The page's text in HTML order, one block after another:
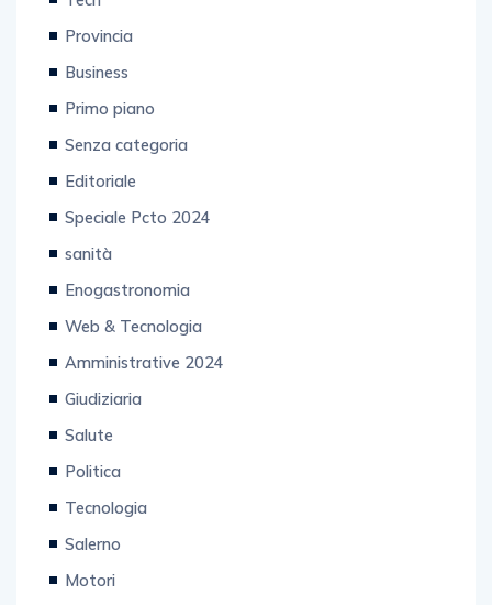
Provincia
Business
Primo piano
Senza categoria
Editoriale
Speciale Pcto 2024
sanità
Enogastronomia
Web & Tecnologia
Amministrative 2024
Giudiziaria
Salute
Politica
Tecnologia
Salerno
Motori
Inchiesta